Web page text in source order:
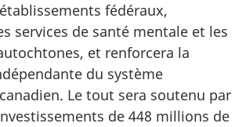
fédéraux,
services de santé mentale et les
et renforcera la
du système
Le tout sera soutenu par
de 448 millions de